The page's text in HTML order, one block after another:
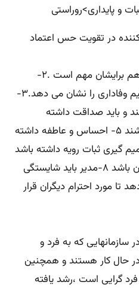
و پایداری>روراستی
در تقویت حس اعتماد
۱-ثابت کنند که منافع دیگران هم برایشان مهم است .۲-
حمایت و پشتیبانی از اعضای تیم وفاداری را نشان می دهد.۳-
و باید صداقت داشته
باشند.۴-باید عادل ومنصف باشند ۵- احساس و عاطفه داشته
تصمیم گیری ثبات رویه داشته باشد
۷- مدیر باید محرم اسرار دیگران باشد ۸-مدیر باید شایستگی
تا مورد احترام دیگران قرار
سازمانهایی که به فرد و
حال کار هستند و همچنین
گرایی است ،رشد یافته